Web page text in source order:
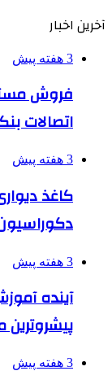
آخرین اخبار
3 هفته پیش
فروش
اتصالات
3 هفته پیش
کاغذ
3 هفته پیش
آینده
3 هفته پیش